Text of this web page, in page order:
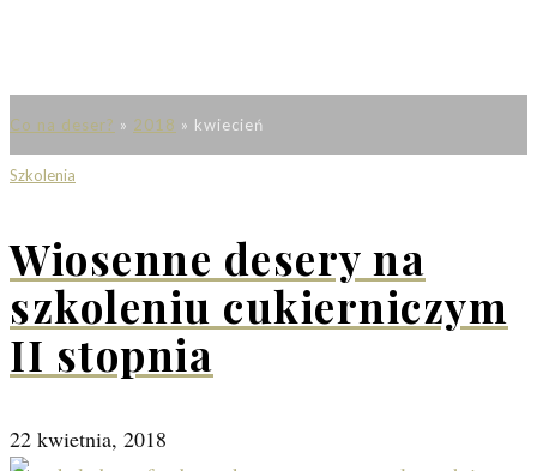
Co na deser? » 2018 » kwiecień
Szkolenia
Wiosenne desery na
szkoleniu cukierniczym
II stopnia
22 kwietnia, 2018